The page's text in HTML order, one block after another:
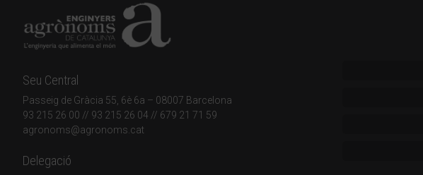
Seu Central
Passeig de Gràcia 55, 6è 6a – 08007 Barcelona
93 215 26 00 // 93 215 26 04 // 679 21 71 59
agronoms@agronoms.cat
Delegació